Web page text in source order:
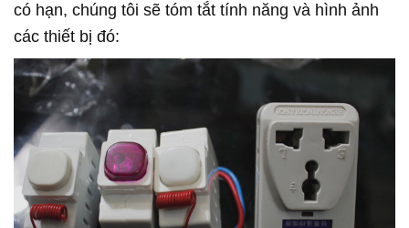
có hạn, chúng tôi sẽ tóm tắt tính năng và hình ảnh
các thiết bị đó: